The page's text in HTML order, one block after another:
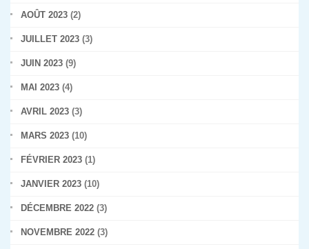
AOÛT 2023 (2)
JUILLET 2023 (3)
JUIN 2023 (9)
MAI 2023 (4)
AVRIL 2023 (3)
MARS 2023 (10)
FÉVRIER 2023 (1)
JANVIER 2023 (10)
DÉCEMBRE 2022 (3)
NOVEMBRE 2022 (3)